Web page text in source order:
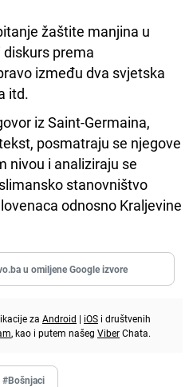
žaštite manjina u
prema
između dva svjetska
itd.
iz Saint-Germaina,
posmatraju se njegove
nivou i analiziraju se
stanovništvo
odnosno Kraljevine
u omiljene Google izvore
za Android | iOS i društvenih
, kao i putem našeg ViberChata.
#Bošnjaci